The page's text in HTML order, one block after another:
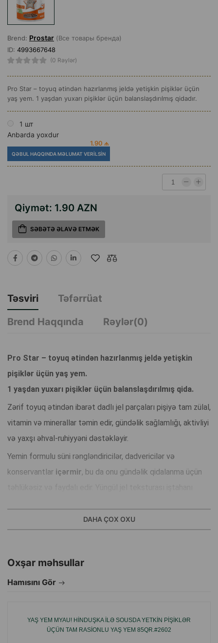
Brend: Prostar (Все товары бренда)
ID: 4993667648
(0 Rəylər)
Pro Star – toyuq ətindən hazırlanmış jeldə yetişkin pişiklər üçün
yaş yem. 1 yaşdan yuxarı pişiklər üçün balanslaşdırılmış qidadır.
1 шт
Anbarda yoxdur
1.90 ₼
QƏBUL HAQQINDA MƏLUMAT VERILSIN
Qiymət: 1.90 AZN
SƏBƏTƏ ƏLAVƏ ETMƏK
Təsviri
Təfərrüat
Brend Haqqında
Rəylər(0)
Pro Star – toyuq ətindən hazırlanmış jeldə yetişkin
pişiklər üçün yaş yem.
1 yaşdan yuxarı pişiklər üçün balanslaşdırılmış qida.
Zərif toyuq ətindən ibarət dadlı jel parçaları pişiyə tam zülal,
vitamin və minerallar təmin edir, gündəlik sağlamlığı, aktivliyi
və yaxşı əhval-ruhiyyəni dəstəkləyir.
Yemin formulu süni rəngləndiricilər, dadvericilər və
konservantlar içərmir, bu da onu gündəlik qidalanma üçün
DAHA ÇOX OXU
Oxşar məhsullar
Hamısını Gör
YAŞ YEM MYAU! HINDUŞKA ILƏ SOUSDA YETKIN PIŞIKLƏR
ÜÇÜN TAM RASIONLU YAŞ YEM 85QR.#2602